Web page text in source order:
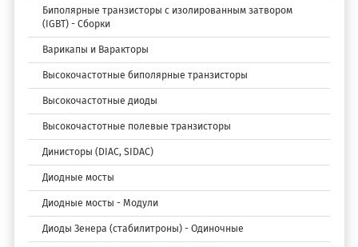
Биполярные транзисторы с изолированным затвором
(IGBT) - Сборки
Варикапы и Варакторы
Высокочастотные биполярные транзисторы
Высокочастотные диоды
Высокочастотные полевые транзисторы
Динисторы (DIAC, SIDAC)
Диодные мосты
Диодные мосты - Модули
Диоды Зенера (стабилитроны) - Одиночные